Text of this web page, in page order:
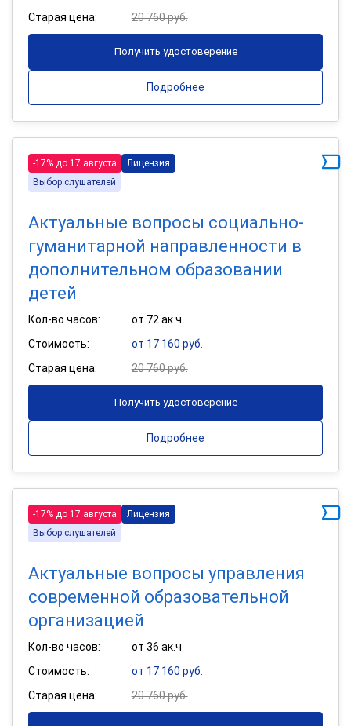
Старая цена:
20 760 руб.
Получить удостоверение
Подробнее
-17% до 17 августа
Лицензия
Выбор слушателей
Актуальные вопросы социально-
гуманитарной направленности в
дополнительном образовании
детей
Кол-во часов:
от 72 ак.ч
Стоимость:
от 17 160 руб.
Старая цена:
20 760 руб.
Получить удостоверение
Подробнее
-17% до 17 августа
Лицензия
Выбор слушателей
Актуальные вопросы управления
современной образовательной
организацией
Кол-во часов:
от 36 ак.ч
Стоимость:
от 17 160 руб.
Старая цена:
20 760 руб.